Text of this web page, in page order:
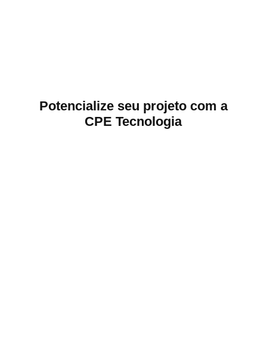
Potencialize seu projeto com a
CPE Tecnologia